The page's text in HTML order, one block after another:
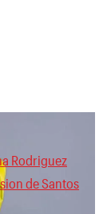
Rodriguez
de Santos